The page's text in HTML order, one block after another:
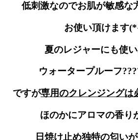
低刺激なのでお肌が敏感な
お使い頂けます
夏のレジャーにも使
ウォータープルーフ
ですが専用のクレンジングは
ほのかにアロマの香り
日焼け止め独特の匂い